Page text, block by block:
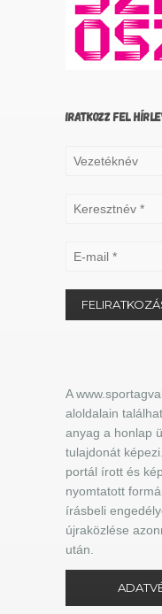
IRATKOZZ FEL
A
aloldalain
anyag a honlap
tulajdonát
portál írott és
nyomtatott
írásbeli
újraközlése
után.